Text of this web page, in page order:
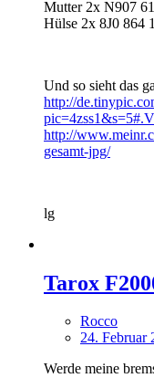
Mutter 2x N907
Hülse 2x 8J0 864
Und so sieht das
http://
http://
gesamt-jpg/
lg
Tarox
Rocco
24. Februar
Werde meine